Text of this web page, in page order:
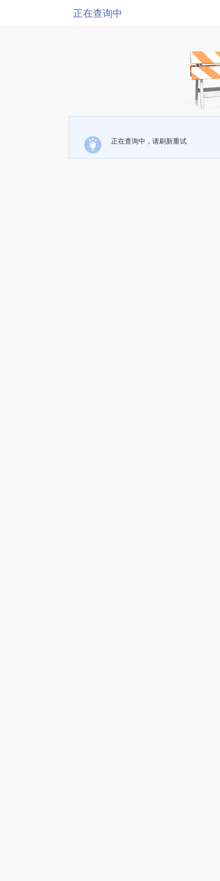
正在查询中
正在查询中，请刷新重试